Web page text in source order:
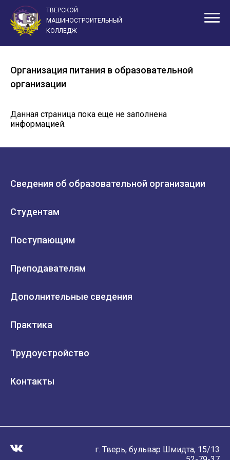
ТВЕРСКОЙ
МАШИНОСТРОИТЕЛЬНЫЙ
КОЛЛЕДЖ
Главная Сведения об образовательной организации
Организация
питания в
Организация питания в образовательной
организации
Данная страница пока еще не заполнена
информацией.
Сведения об образовательной организации
Студентам
Поступающим
Преподавателям
Дополнительные сведения
Практика
Трудоустройство
Контакты
г. Тверь, бульвар Шмидта, 15/13